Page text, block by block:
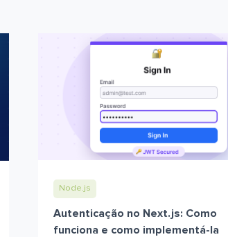
Node.js
Autenticação no Next.js: Como
funciona e como implementá-la